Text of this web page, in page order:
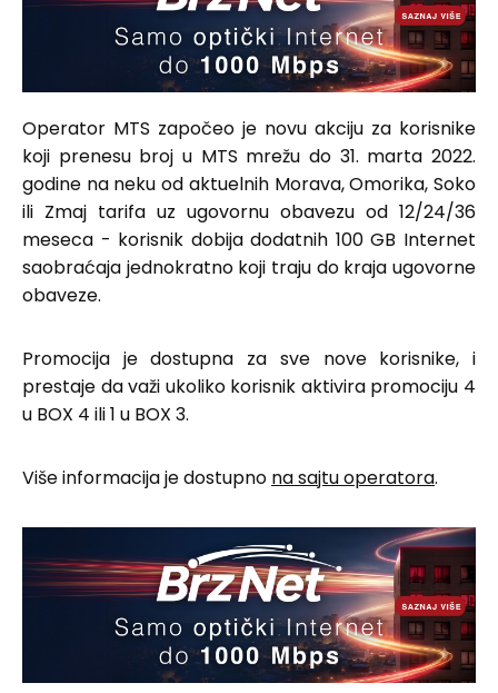
Operator MTS započeo je novu akciju za korisnike
koji prenesu broj u MTS mrežu do 31. marta 2022.
godine na neku od aktuelnih Morava, Omorika, Soko
ili Zmaj tarifa uz ugovornu obavezu od 12/24/36
meseca - korisnik dobija dodatnih 100 GB Internet
saobraćaja jednokratno koji traju do kraja ugovorne
obaveze.
Promocija je dostupna za sve nove korisnike, i
prestaje da važi ukoliko korisnik aktivira promociju 4
u BOX 4 ili 1 u BOX 3.
Više informacija je dostupno na sajtu operatora.